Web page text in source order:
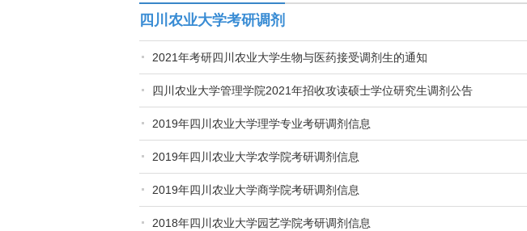
四川农业大学考研调剂
2021年考研四川农业大学生物与医药接受调剂生的通知
四川农业大学管理学院2021年招收攻读硕士学位研究生调剂公告
2019年四川农业大学理学专业考研调剂信息
2019年四川农业大学农学院考研调剂信息
2019年四川农业大学商学院考研调剂信息
2018年四川农业大学园艺学院考研调剂信息